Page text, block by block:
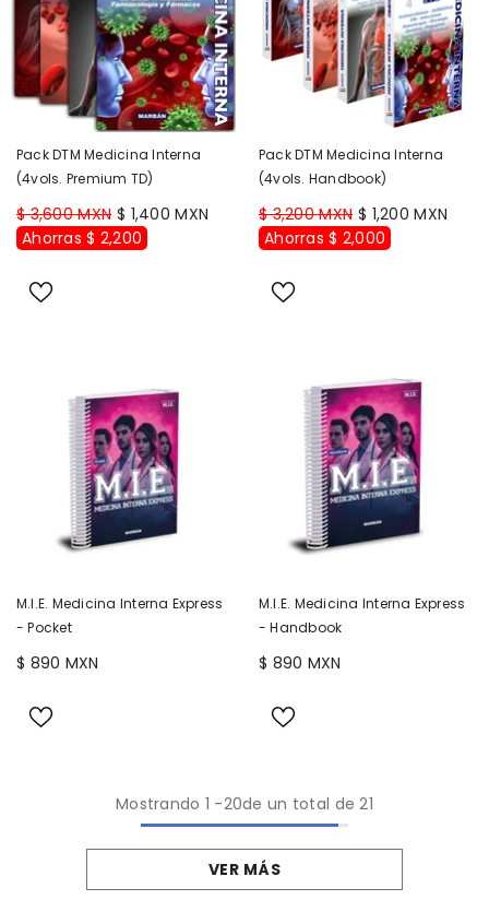
Pack DTM Medicina Interna
(4vols. Premium TD)
$ 3,600 MXN $ 1,400 MXN
Ahorras $ 2,200
Pack DTM Medicina Interna
(4vols. Handbook)
$ 3,200 MXN $ 1,200 MXN
Ahorras $ 2,000
M.I.E. Medicina Interna Express
- Pocket
$ 890 MXN
M.I.E. Medicina Interna Express
- Handbook
$ 890 MXN
Mostrando 1 -20de un total de 21
VER MÁS